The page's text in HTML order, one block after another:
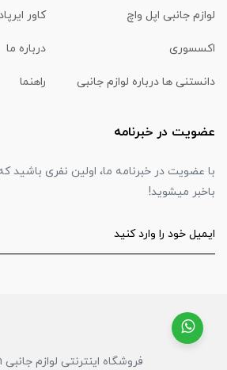
لوازم جانبی اپل واچ کاور
اکسسوری درباره ما
دانستنی ها درباره لوازم جانبی راهنما
عضویت در خبرنامه
با عضویت در خبرنامه ما، اولین نفری
باخبر میشوید!
فروشگاه اینترنتی لوازم جانبی CaseIran